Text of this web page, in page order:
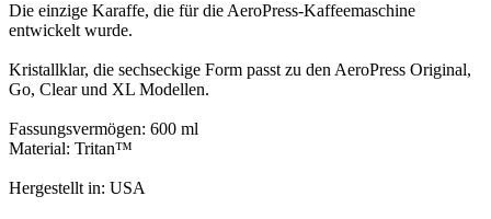
Die einzige Karaffe, die für die AeroPress-Kaffeemaschine
entwickelt wurde.
Kristallklar, die sechseckige Form passt zu den AeroPress Original,
Go, Clear und XL Modellen.
Fassungsvermögen: 600 ml
Material: Tritan™
Hergestellt in: USA